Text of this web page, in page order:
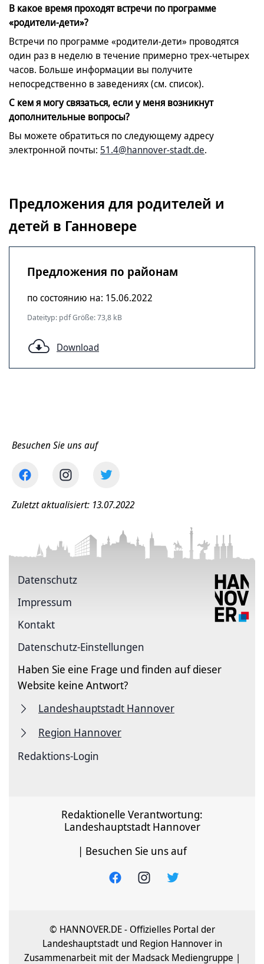
В какое время проходят встречи по программе
«родители-дети»?
Встречи по программе «родители-дети» проводятся
один раз в неделю в течение примерно трех-четырех
часов. Больше информации вы получите
непосредственно в заведениях (см. список).
С кем я могу связаться, если у меня возникнут
дополнительные вопросы?
Вы можете обратиться по следующему адресу
электронной почты: 51.4@hannover-stadt.de.
Предложения для родителей и
детей в Ганновере
Предложения по районам
по состоянию на: 15.06.2022
Dateityp: pdf Größe: 73,8 kB
Download
Besuchen Sie uns auf
Zuletzt aktualisiert: 13.07.2022
Datenschutz
Impressum
Kontakt
Datenschutz-Einstellungen
Haben Sie eine Frage und finden auf dieser
Website keine Antwort?
Landeshauptstadt Hannover
Region Hannover
Redaktions-Login
Redaktionelle Verantwortung:
Landeshauptstadt Hannover
| Besuchen Sie uns auf
© HANNOVER.DE - Offizielles Portal der
Landeshauptstadt und Region Hannover in
Zusammenarbeit mit der Madsack Mediengruppe |